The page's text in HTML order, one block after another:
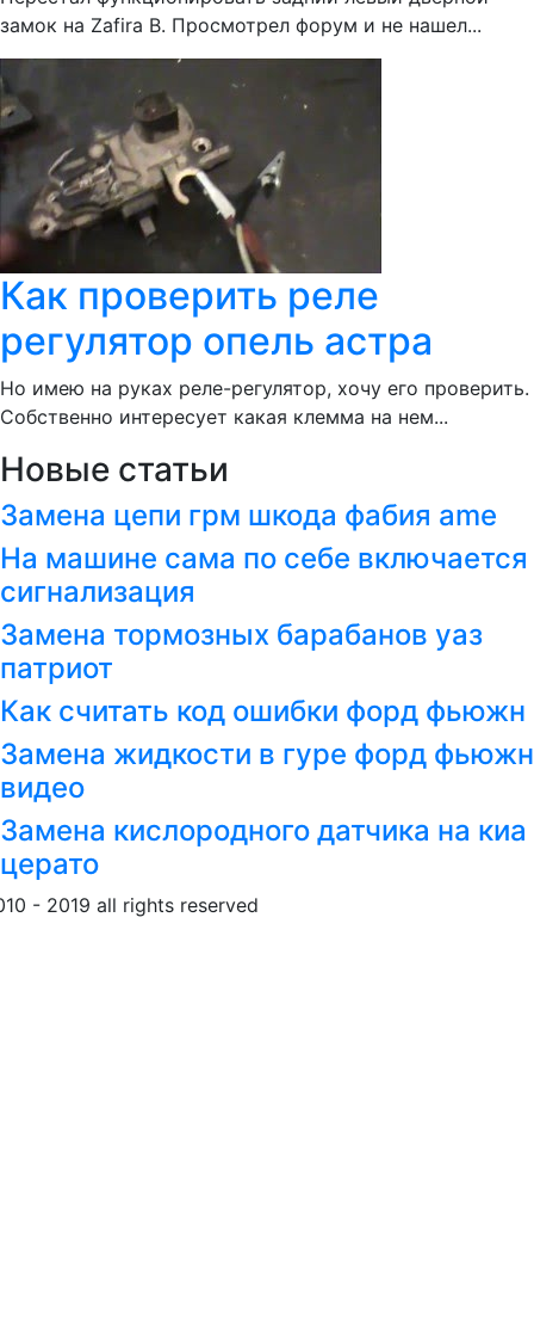
замок на Zafira B. Просмотрел форум и не нашел...
Как проверить реле
регулятор опель астра
Но имею на руках реле-регулятор, хочу его проверить.
Собственно интересует какая клемма на нем...
Новые статьи
Замена цепи грм шкода фабия ame
На машине сама по себе включается
сигнализация
Замена тормозных барабанов уаз
патриот
Как считать код ошибки форд фьюжн
Замена жидкости в гуре форд фьюжн
видео
Замена кислородного датчика на киа
церато
- 2019 all rights reserved